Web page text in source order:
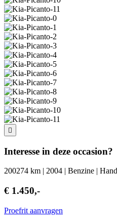
Interesse in deze occasion?
200274 km | 2004 | Benzine |
€ 1.450,-
Proefrit aanvragen